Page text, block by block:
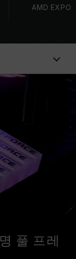
BIOS 설정
이하로 실행됩
인 작동입니
으로 활성화해
기된 주파수
동 주파수는
해 제한됩니
성화 등)은
성에 영향을
한 시스템 불
복원하시길
럭 기술
AMD EXPO
풀 프레